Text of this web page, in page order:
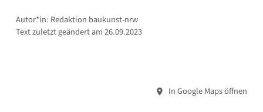
Autor*in: Redaktion baukunst-nrw
Text zuletzt geändert am 26.09.2023
In Google Maps öffnen